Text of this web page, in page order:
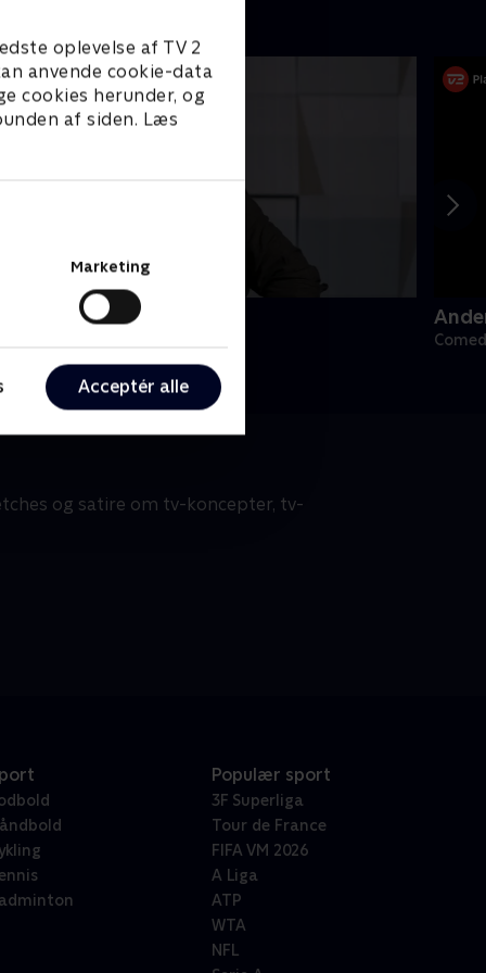
oplevelse af TV 2
anvende cookie-data
cookies herunder, og
af siden. Læs
Marketing
Acceptér alle
Nørgaards netfix
og satire om tv-koncepter, tv-
Populær sport
3F Superliga
Tour de France
FIFA VM 2026
A Liga
ATP
WTA
NFL